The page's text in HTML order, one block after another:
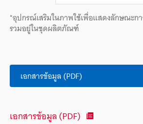
*อุปกรณ์เสริมในภาพใช้เพื่อแสดงลักษณะก
รวมอยู่ในชุดผลิตภัณฑ์
เอกสารข้อมูล (PDF)
เอกสารข้อมูล (PDF)